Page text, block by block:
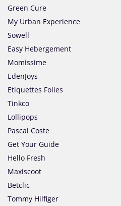
Green Cure
My Urban Experience
Sowell
Easy Hebergement
Momissime
EdenJoys
Etiquettes Folies
Tinkco
Lollipops
Pascal Coste
Get Your Guide
Hello Fresh
Maxiscoot
Betclic
Tommy Hilfiger